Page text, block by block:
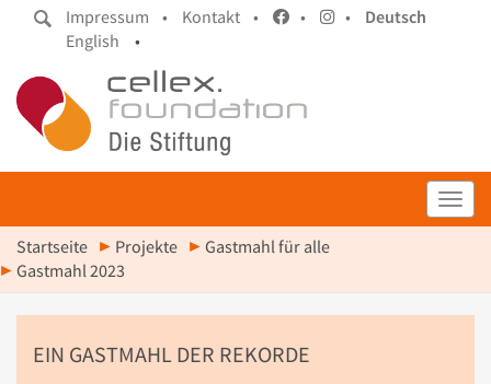
Impressum • Kontakt • • •
Deutsch
English
•
Startseite Projekte
Gastmahl für alle
Gastmahl 2023
EIN GASTMAHL DER REKORDE